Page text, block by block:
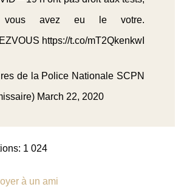
avez eu le votre.
https://t.co/mT2QkenkwI
de la Police Nationale SCPN
March 22, 2020
1 024
à un ami